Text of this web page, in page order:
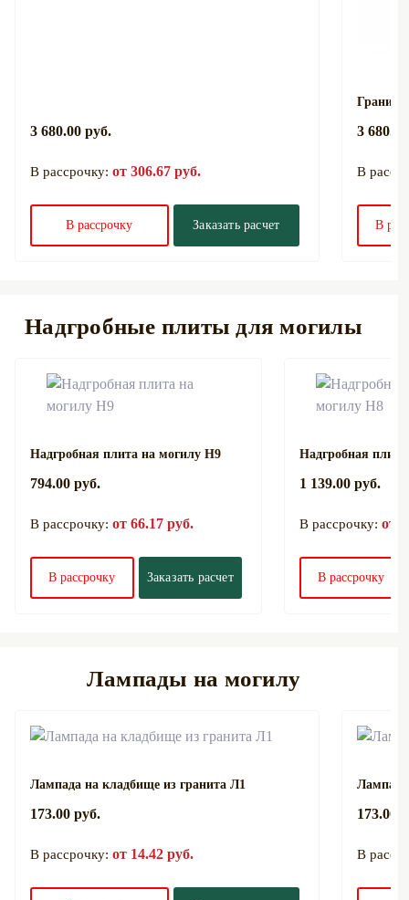
3 680.00 руб.
В рассрочку: от 306.67 руб.
В рассрочку Заказать расчет
3
В
В
Надгробные плиты для могилы
Надгробная плита на могилу Н9
794.00 руб.
В рассрочку: от 66.17 руб.
В рассрочку Заказать расчет
Надгробная
1 139.00 руб.
В рассрочку: от
В рассрочку
Лампады на могилу
Лампада на кладбище из гранита Л1
173.00 руб.
В рассрочку: от 14.42 руб.
173.00
В